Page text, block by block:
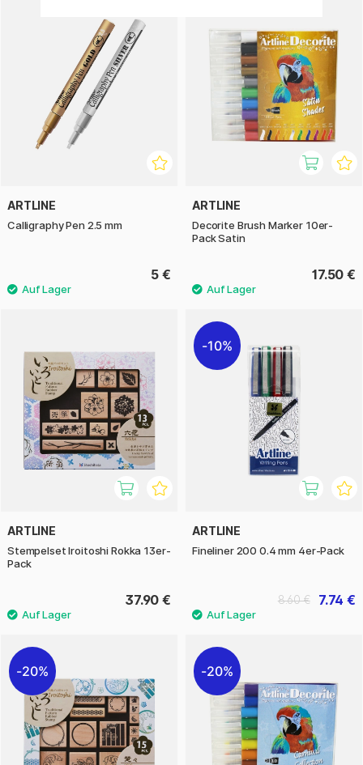
ARTLINE
Calligraphy Pen 2.5 mm
5 €
ARTLINE
Decorite Brush Marker 10er-
Pack Satin
17.50 €
ARTLINE
Stempelset Iroitoshi Rokka 13er-
Pack
37.90 €
10%
ARTLINE
Fineliner 200 0.4 mm 4er-Pack
7.74 €
8.60 €
20% 20%